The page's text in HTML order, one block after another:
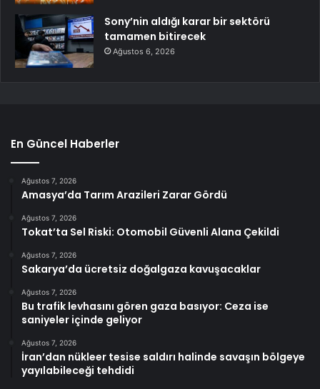
Sony’nin aldığı karar bir sektörü
tamamen bitirecek
Ağustos 6, 2026
En Güncel Haberler
Ağustos 7, 2026
Amasya’da Tarım Arazileri Zarar Gördü
Ağustos 7, 2026
Tokat’ta Sel Riski: Otomobil Güvenli Alana Çekildi
Ağustos 7, 2026
Sakarya’da ücretsiz doğalgaza kavuşacaklar
Ağustos 7, 2026
Bu trafik levhasını gören gaza basıyor: Ceza ise
saniyeler içinde geliyor
Ağustos 7, 2026
İran’dan nükleer tesise saldırı halinde savaşın bölgeye
yayılabileceği tehdidi